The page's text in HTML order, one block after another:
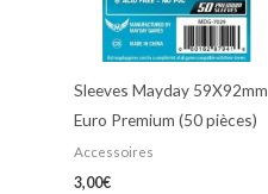
Sleeves Mayday 59X92mm
Euro Premium (50 pièces)
Accessoires
3,00€